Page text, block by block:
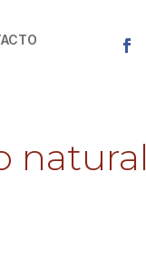
natural